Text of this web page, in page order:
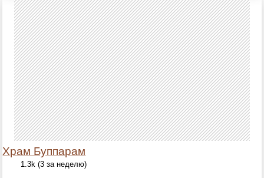
Храм Буппарам
1.3k (3 за неделю)